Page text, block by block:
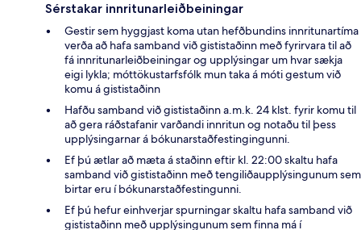
Sérstakar innritunarleiðbeiningar
Gestir sem hyggjast koma utan hefðbundins innritunartíma
verða að hafa samband við gististaðinn með fyrirvara til að
fá innritunarleiðbeiningar og upplýsingar um hvar sækja
eigi lykla; móttökustarfsfólk mun taka á móti gestum við
komu á gististaðinn
Hafðu samband við gististaðinn a.m.k. 24 klst. fyrir komu til
að gera ráðstafanir varðandi innritun og notaðu til þess
upplýsingarnar á bókunarstaðfestingingunni.
Ef þú ætlar að mæta á staðinn eftir kl. 22:00 skaltu hafa
samband við gististaðinn með tengiliðaupplýsingunum sem
birtar eru í bókunarstaðfestingunni.
Ef þú hefur einhverjar spurningar skaltu hafa samband við
gististaðinn með upplýsingunum sem finna má í